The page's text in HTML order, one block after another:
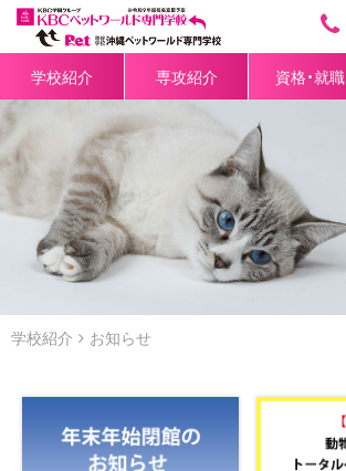
学校紹介 専攻紹介 資格・就職
学校紹介 お知らせ